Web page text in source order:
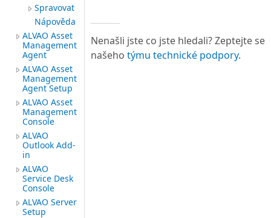
Spravovat
Nápověda
ALVAO Asset
Management
Agent
ALVAO Asset
Management
Agent Setup
ALVAO Asset
Management
Console
ALVAO
Outlook Add-
in
ALVAO
Service Desk
Console
ALVAO Server
Setup
Nenašli jste co jste hledali? Zeptejte se
našeho týmu technické podpory.